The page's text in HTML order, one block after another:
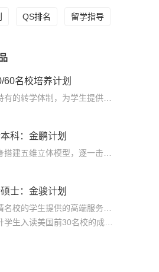
QS排名 留学指导
60名校培养计划
科：金鹏计划
士：金骏计划